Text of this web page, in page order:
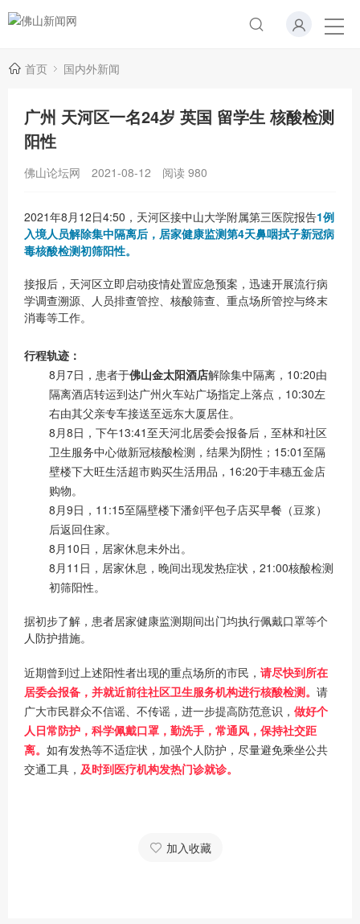
首页 国内外新闻
广州 天河区一名24岁 英国 留学生 核酸检测
阳性
佛山论坛网 2021-08-12 阅读 980
2021年8月12日4:50，天河区接中山大学附属第三医院报告1例
入境人员解除集中隔离后，居家健康监测第4天鼻咽拭子新冠病
毒核酸检测初筛阳性。
接报后，天河区立即启动疫情处置应急预案，迅速开展流行病
学调查溯源、人员排查管控、核酸筛查、重点场所管控与终末
消毒等工作。
行程轨迹：
8月7日，患者于佛山金太阳酒店解除集中隔离，10:20由
隔离酒店转运到达广州火车站广场指定上落点，10:30左
右由其父亲专车接送至远东大厦居住。
8月8日，下午13:41至天河北居委会报备后，至林和社区
卫生服务中心做新冠核酸检测，结果为阴性；15:01至隔
壁楼下大旺生活超市购买生活用品，16:20于丰穗五金店
购物。
8月9日，11:15至隔壁楼下潘剑平包子店买早餐（豆浆）
后返回住家。
8月10日，居家休息未外出。
8月11日，居家休息，晚间出现发热症状，21:00核酸检测
初筛阳性。
据初步了解，患者居家健康监测期间出门均执行佩戴口罩等个
人防护措施。
近期曾到过上述阳性者出现的重点场所的市民， 请尽快到所在
居委会报备， 并就近前往社区卫生服务机构进行核酸检测。 请
广大市民群众不信谣、不传谣，进一步提高防范意识， 做好个
人日常防护，科学佩戴口罩，勤洗手，常通风，保持社交距
离。 如有发热等不适症状，加强个人防护，尽量避免乘坐公共
交通工具， 及时到医疗机构发热门诊就诊。
加入收藏